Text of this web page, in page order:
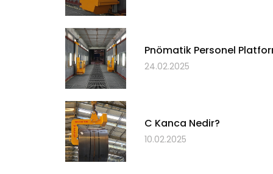
Pnömatik Personel
24.02.2025
C Kanca Nedir?
10.02.2025